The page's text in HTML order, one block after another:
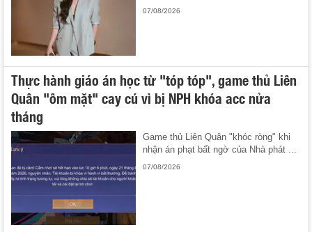
07/08/2026
Thực hành giáo án học từ "tóp tóp", game thủ Liên
Quân "ôm mặt" cay cú vì bị NPH khóa acc nửa
tháng
Game thủ Liên Quân "khóc ròng" khi
nhận án phạt bất ngờ của Nhà phát ...
07/08/2026